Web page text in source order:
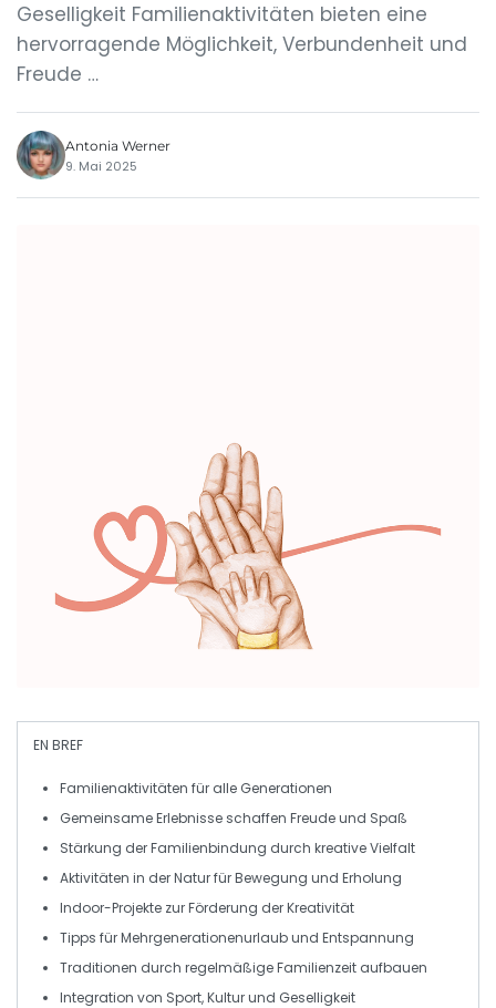
Geselligkeit Familienaktivitäten bieten eine
hervorragende Möglichkeit, Verbundenheit und
Freude …
Antonia Werner
9. Mai 2025
EN BREF
Familienaktivitäten für alle Generationen
GemeinsameErlebnisse schaffen Freude und Spaß
Stärkung derFamilienbindung durch kreative Vielfalt
Aktivitäten in derNaturfür Bewegung und Erholung
Indoor-Projekte zur Förderung derKreativität
Tipps fürMehrgenerationenurlaubund Entspannung
Traditionen durch regelmäßigeFamilienzeit aufbauen
Integration von Sport,Kulturund Geselligkeit